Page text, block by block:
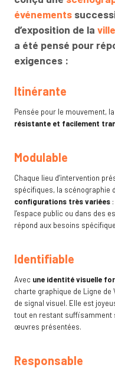
événements
d’exposition de la
a été pensé pour
exigences :
Itinérante
Pensée pour le mouvement,
résistante et facilement
Modulable
Chaque lieu d’intervention
spécifiques, la scénographie
configurations très variées
l’espace public ou dans des
répond aux besoins
Identifiable
Avec une identité visuelle
charte graphique de Ligne de
de signal visuel. Elle est
tout en restant suffisamment
œuvres présentées.
Responsable